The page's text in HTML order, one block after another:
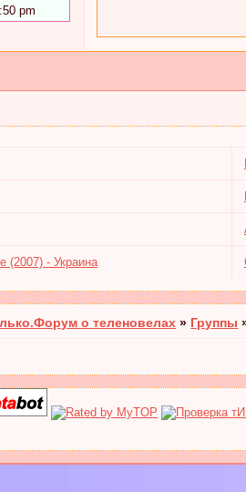
pm
(2007) - Украина
о теленовелах » Группы